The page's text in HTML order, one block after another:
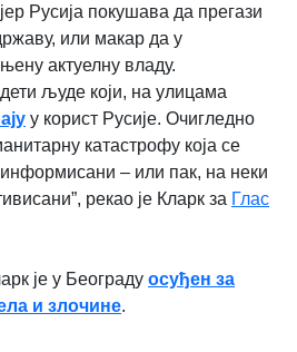
Русија покушава да прегази
или макар да у
актуелну владу.
људе који, на улицама
у корист Русије. Очигледно
катастрофу која се
– или пак, на неки
рекао је Кларк за Глас
је у Београду осуђен за
и злочине.